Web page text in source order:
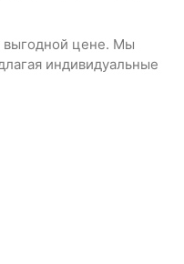
выгодной цене. Мы
индивидуальные